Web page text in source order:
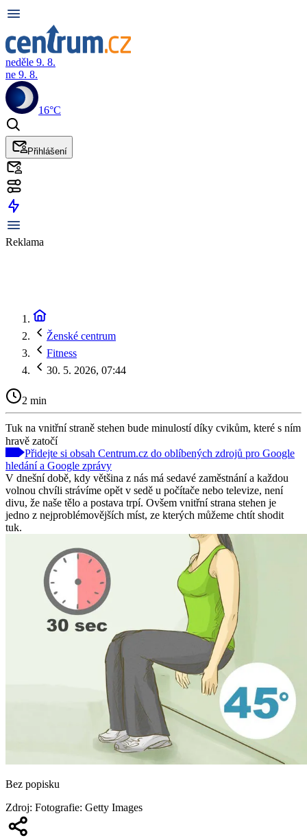
neděle 9. 8.
ne 9. 8.
16°C
Přihlášení
Reklama
Ženské centrum
Fitness
30. 5. 2026, 07:44
2 min
Tuk na vnitřní straně stehen bude minulostí díky cvikům, které s ním
hravě zatočí
Přidejte si obsah Centrum.cz do oblíbených zdrojů pro Google
hledání a Google zprávy
V dnešní době, kdy většina z nás má sedavé zaměstnání a každou
volnou chvíli strávíme opět v sedě u počítače nebo televize, není
divu, že naše tělo a postava trpí. Ovšem vnitřní strana stehen je
jedno z nejproblémovějších míst, ze kterých můžeme chtít shodit
tuk.
Bez popisku
Zdroj: Fotografie: Getty Images